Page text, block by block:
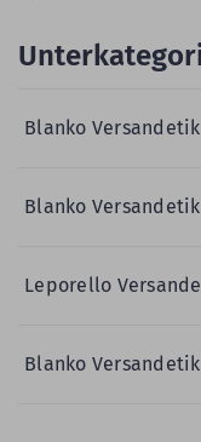
Blanko
Blanko
Leporello
Blanko